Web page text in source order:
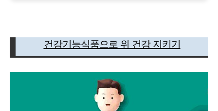
건강기능식품으로 위 건강 지키기